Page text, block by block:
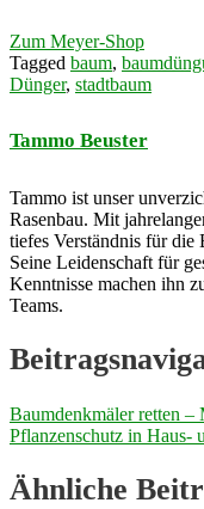
Zum Meyer-Shop
Tagged baum,
Dünger, stadtbaum
Tammo Beuster
Tammo ist unser
Rasenbau. Mit
tiefes Verständnis für
Seine Leidenschaft für
Kenntnisse machen ihn
Teams.
Baumdenkmäler retten
Pflanzenschutz in Haus-
Ähnliche